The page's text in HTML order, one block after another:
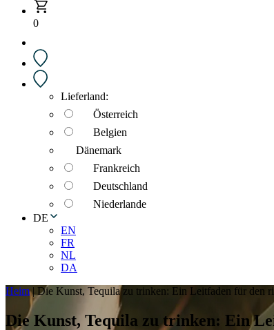
0
Lieferland:
Österreich
Belgien
Dänemark
Frankreich
Deutschland
Niederlande
DE
EN
FR
NL
DA
Heim| Die Kunst, Tequila zu trinken: Ein Leitfaden für den
Die Kunst, Tequila zu trinken: Ein